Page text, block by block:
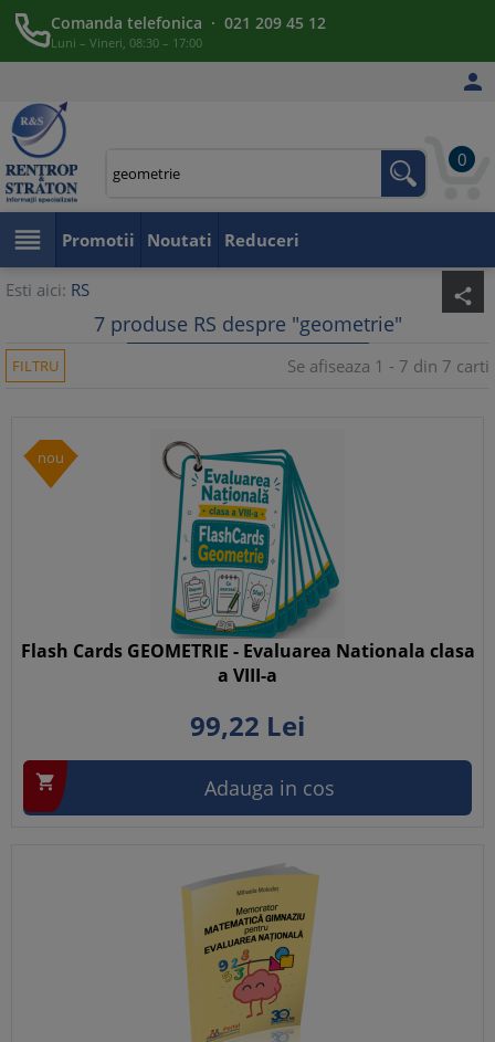
Comanda telefonica · 021 209 45 12
Luni – Vineri, 08:30 – 17:00

0
 Promotii Noutati Reduceri
Esti aici: RS share
7 produse RS despre "geometrie"
FILTRU Se afiseaza 1 - 7 din 7 carti
nou
Flash Cards GEOMETRIE - Evaluarea Nationala clasa
a VIII-a
99,22 Lei
 Adauga in cos